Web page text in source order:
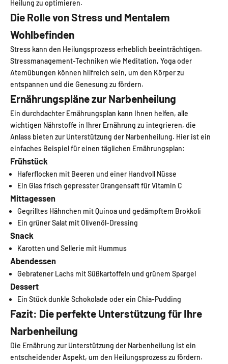
Heilung zu optimieren.
Die Rolle von Stress und Mentalem
Wohlbefinden
Stress kann den Heilungsprozess erheblich beeinträchtigen.
Stressmanagement-Techniken wie Meditation, Yoga oder
Atemübungen können hilfreich sein, um den Körper zu
entspannen und die Genesung zu fördern.
Ernährungspläne zur Narbenheilung
Ein durchdachter Ernährungsplan kann Ihnen helfen, alle
wichtigen Nährstoffe in Ihrer Ernährung zu integrieren, die
Anlass bieten zur Unterstützung der Narbenheilung. Hier ist ein
einfaches Beispiel für einen täglichen Ernährungsplan:
Frühstück
Haferflocken mit Beeren und einer Handvoll Nüsse
Ein Glas frisch gepresster Orangensaft für Vitamin C
Mittagessen
Gegrilltes Hähnchen mit Quinoa und gedämpftem Brokkoli
Ein grüner Salat mit Olivenöl-Dressing
Snack
Karotten und Sellerie mit Hummus
Abendessen
Gebratener Lachs mit Süßkartoffeln und grünem Spargel
Dessert
Ein Stück dunkle Schokolade oder ein Chia-Pudding
Fazit: Die perfekte Unterstützung für Ihre
Narbenheilung
Die Ernährung zur Unterstützung der Narbenheilung ist ein
entscheidender Aspekt, um den Heilungsprozess zu fördern.